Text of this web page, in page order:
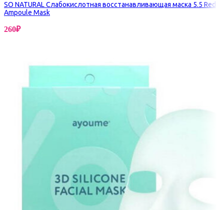
SO NATURAL Слабокислотная восстанавливающая маска 5.5 Red
Ampoule Mask
260₽